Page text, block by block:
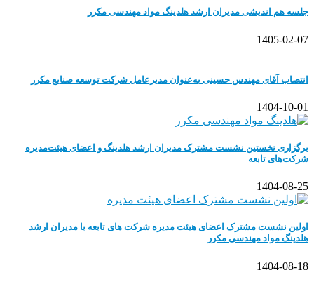
جلسه هم اندیشی مدیران ارشد هلدینگ مواد مهندسی مکرر
1405-02-07
انتصاب آقای مهندس حسینی به‌عنوان مدیرعامل شرکت توسعه صنایع مکرر
1404-10-01
برگزاری نخستین نشست مشترک مدیران ارشد هلدینگ و اعضای هیئت‌مدیره
شرکت‌های تابعه
1404-08-25
اولین نشست مشترک اعضای هیئت مدیره شرکت های تابعه با مدیران ارشد
هلدینگ مواد مهندسی مکرر
1404-08-18